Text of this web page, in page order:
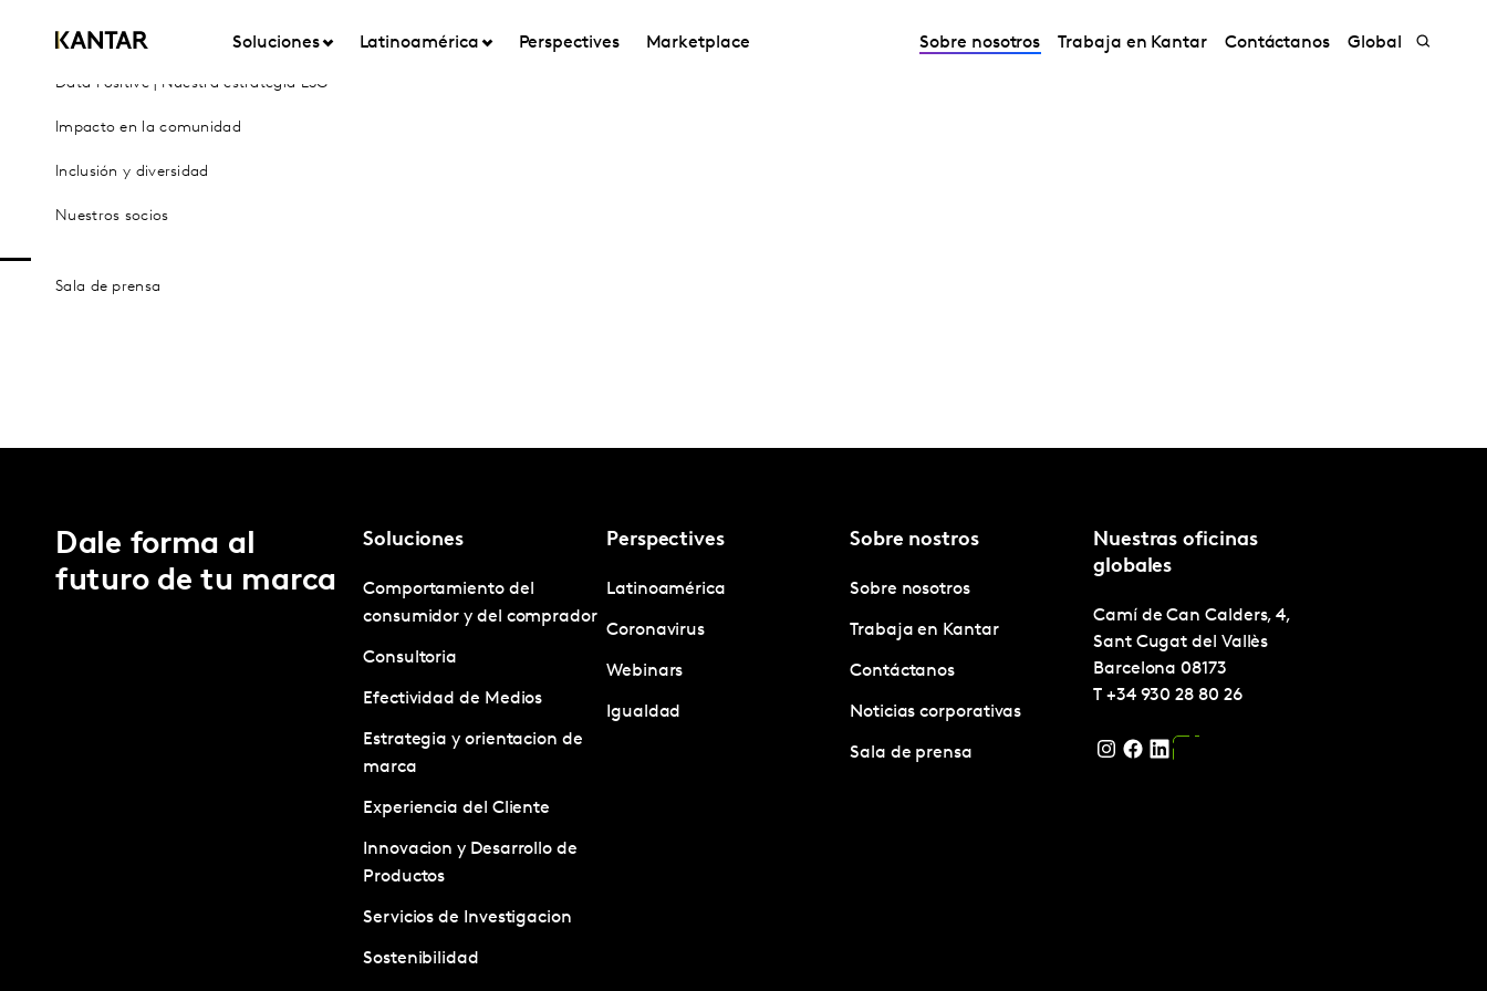
Soluciones Latinoamérica Perspectives Marketplace Sobre nosotros Trabaja en Kantar Contáctanos Global
Sobre nosotros
Data Positive | Nuestra estrategia ESG
Impacto en la comunidad
Inclusión y diversidad
Nuestros socios
Sala de prensa
Dale forma al
futuro de tu marca
Soluciones
Comportamiento del
consumidor y del comprador
Consultoria
Efectividad de Medios
Estrategia y orientacion de
marca
Experiencia del Cliente
Innovacion y Desarrollo de
Productos
Servicios de Investigacion
Sostenibilidad
Perspectives
Latinoamérica
Coronavirus
Webinars
Igualdad
Sobre nostros
Sobre nosotros
Trabaja en Kantar
Contáctanos
Noticias corporativas
Sala de prensa
Nuestras oficinas
globales
Camí de Can Calders, 4,
Sant Cugat del Vallès
Barcelona 08173
T +34 930 28 80 26